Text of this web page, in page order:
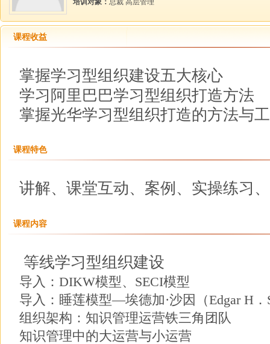
培训对象： 总裁 高层管理
课程收益
掌握学习型组织建设五大核心
学习 阿里巴巴学习型组织打造方法
掌握光华学习型组织打造的方法与工
课程特色
讲解、课堂互动、案例、实操练习
课程内容
等线学习型组织建设
导入：DIKW模型、SECI模型
导入：睡莲模型—埃德加·沙因（Edgar H．
组织架构：知识管理运营铁三角团队
知识管理中的大运营与小运营